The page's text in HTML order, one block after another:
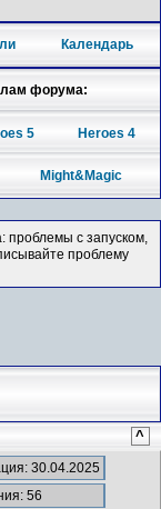
Календарь
форума:
5 Heroes 4
Might&Magic
проблемы с запуском,
проблему
^
30.04.2025
56